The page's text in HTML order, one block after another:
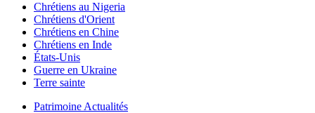
Chrétiens au Nigeria
Chrétiens d'Orient
Chrétiens en Chine
Chrétiens en Inde
États-Unis
Guerre en Ukraine
Terre sainte
Patrimoine Actualités